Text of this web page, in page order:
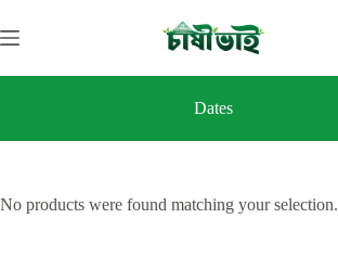
to
content
Dates
No products were found matching your selection.